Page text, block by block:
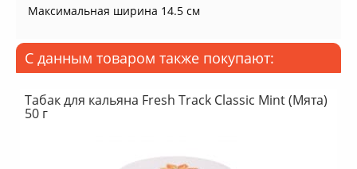
Максимальная ширина 14.5 см
С данным товаром также покупают:
Табак для кальяна Fresh Track Classic Mint (Мята)
50 г